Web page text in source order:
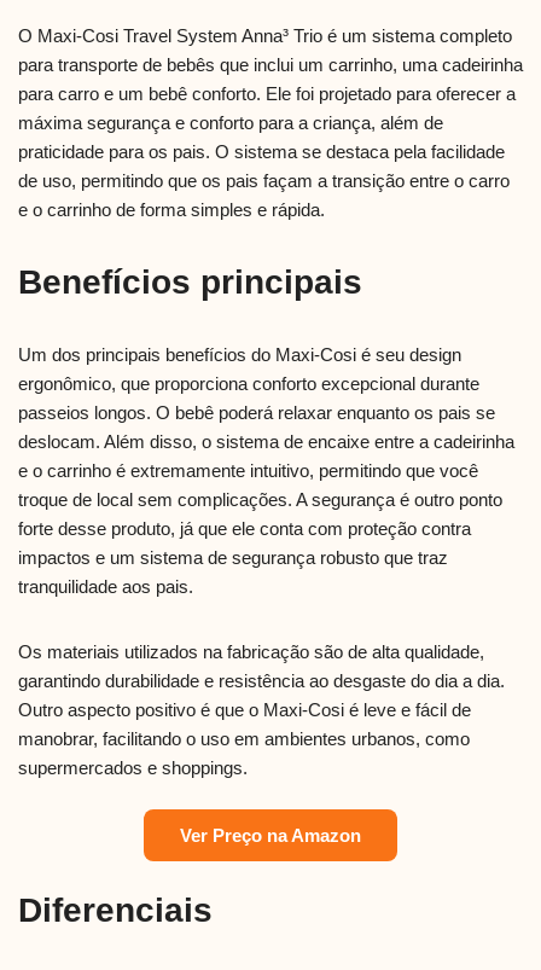
O Maxi-Cosi Travel System Anna³ Trio é um sistema completo
para transporte de bebês que inclui um carrinho, uma cadeirinha
para carro e um bebê conforto. Ele foi projetado para oferecer a
máxima segurança e conforto para a criança, além de
praticidade para os pais. O sistema se destaca pela facilidade
de uso, permitindo que os pais façam a transição entre o carro
e o carrinho de forma simples e rápida.
Benefícios principais
Um dos principais benefícios do Maxi-Cosi é seu design
ergonômico, que proporciona conforto excepcional durante
passeios longos. O bebê poderá relaxar enquanto os pais se
deslocam. Além disso, o sistema de encaixe entre a cadeirinha
e o carrinho é extremamente intuitivo, permitindo que você
troque de local sem complicações. A segurança é outro ponto
forte desse produto, já que ele conta com proteção contra
impactos e um sistema de segurança robusto que traz
tranquilidade aos pais.
Os materiais utilizados na fabricação são de alta qualidade,
garantindo durabilidade e resistência ao desgaste do dia a dia.
Outro aspecto positivo é que o Maxi-Cosi é leve e fácil de
manobrar, facilitando o uso em ambientes urbanos, como
supermercados e shoppings.
Ver Preço na Amazon
Diferenciais